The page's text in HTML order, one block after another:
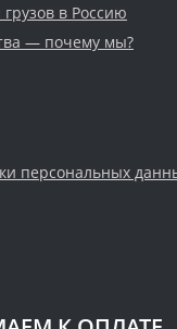
грузов в Россию
— почему мы?
персональных